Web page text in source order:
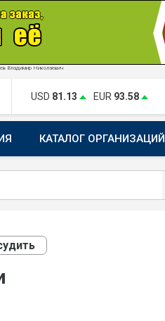
Владимир Николаевич
USD 81.13 EUR 93.58
КАТАЛОГ ОРГАНИЗАЦИЙ